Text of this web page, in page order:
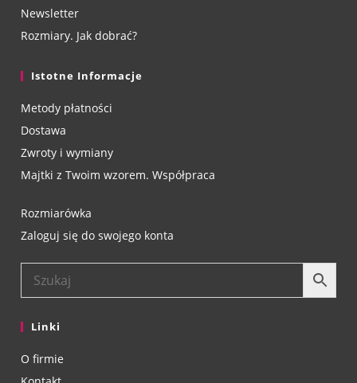
Newsletter
Rozmiary. Jak dobrać?
Istotne Informacje
Metody płatności
Dostawa
Zwroty i wymiany
Majtki z Twoim wzorem. Współpraca
Rozmiarówka
Zaloguj się do swojego konta
Linki
O firmie